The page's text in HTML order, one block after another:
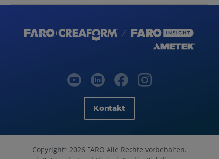
Kontakt
Copyright© 2026 FARO Alle Rechte vorbehalten.